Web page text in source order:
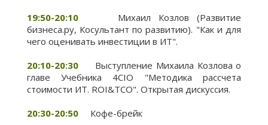
19:50-20:10Михаил Козлов (Развитие
бизнеса.ру, Косультант по развитию). "Как и для
чего оценивать инвестиции в ИТ".
20:10-20:30Выступление Михаила Козлова о
главе Учебника 4CIO "Методика рассчета
стоимости ИТ. ROI&TCO". Открытая дискуссия.
20:30-20:50Кофе-брейк